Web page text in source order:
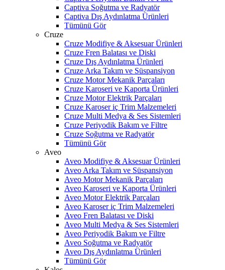
Captiva Soğutma ve Radyatör
Captiva Dış Aydınlatma Ürünleri
Tümünü Gör
Cruze
Cruze Modifiye & Aksesuar Ürünleri
Cruze Fren Balatası ve Diski
Cruze Dış Aydınlatma Ürünleri
Cruze Arka Takım ve Süspansiyon
Cruze Motor Mekanik Parçaları
Cruze Karoseri ve Kaporta Ürünleri
Cruze Motor Elektrik Parçaları
Cruze Karoser iç Trim Malzemeleri
Cruze Multi Medya & Ses Sistemleri
Cruze Periyodik Bakım ve Filtre
Cruze Soğutma ve Radyatör
Tümünü Gör
Aveo
Aveo Modifiye & Aksesuar Ürünleri
Aveo Arka Takım ve Süspansiyon
Aveo Motor Mekanik Parçaları
Aveo Karoseri ve Kaporta Ürünleri
Aveo Motor Elektrik Parçaları
Aveo Karoser iç Trim Malzemeleri
Aveo Fren Balatası ve Diski
Aveo Multi Medya & Ses Sistemleri
Aveo Periyodik Bakım ve Filtre
Aveo Soğutma ve Radyatör
Aveo Dış Aydınlatma Ürünleri
Tümünü Gör